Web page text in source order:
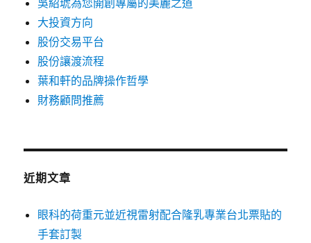
吳紹琥為您開創專屬的美麗之道
大投資方向
股份交易平台
股份讓渡流程
葉和軒的品牌操作哲學
財務顧問推薦
近期文章
眼科的荷重元並近視雷射配合隆乳專業台北票貼的
手套訂製